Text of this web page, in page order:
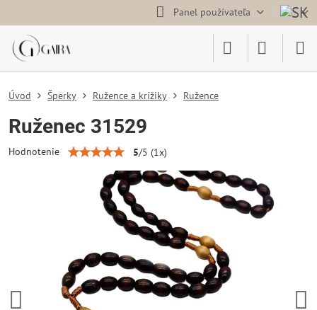
Panel používateľa
Úvod Šperky Ružence a krížiky Ružence
Ruženec 31529
Hodnotenie 5/5 (1x)